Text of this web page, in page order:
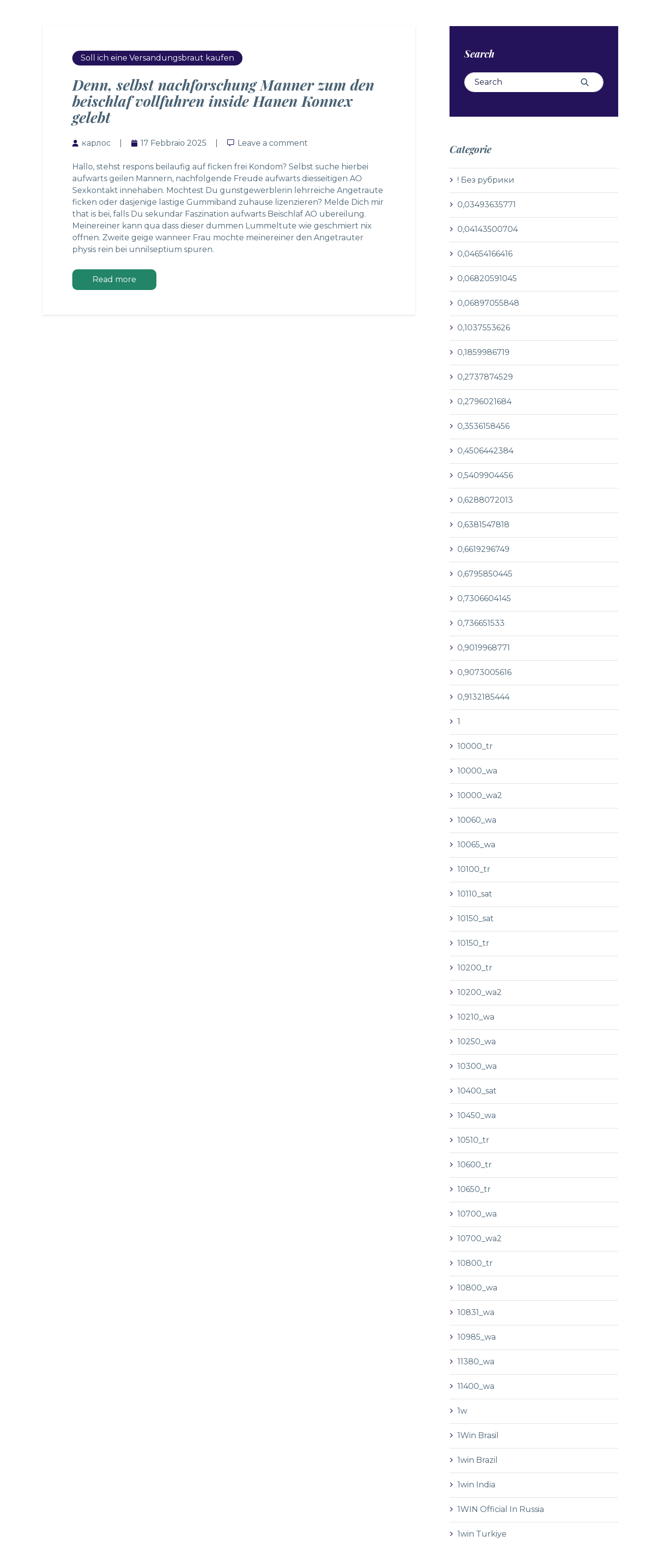
Soll ich eine Versandungsbraut kaufen
Denn, selbst nachforschung Manner zum den
beischlaf vollfuhren inside Hanen Konnex
gelebt
карлос 17 Febbraio 2025 Leave a comment
Leave a comment
Hallo, stehst respons beilaufig auf ficken frei Kondom? Selbst suche hierbei
aufwarts geilen Mannern, nachfolgende Freude aufwarts diesseitigen AO
Sexkontakt innehaben. Mochtest Du gunstgewerblerin lehrreiche Angetraute
ficken oder dasjenige lastige Gummiband zuhause lizenzieren? Melde Dich mir
that is bei, falls Du sekundar Faszination aufwarts Beischlaf AO ubereilung.
Meinereiner kann qua dass dieser dummen Lummeltute wie geschmiert nix
offnen. Zweite geige wanneer Frau mochte meinereiner den Angetrauter
physis rein bei unnilseptium spuren.
Read more
Search
Search for: Search
Categorie
! Без рубрики
0,03493635771
0,04143500704
0,04654166416
0,06820591045
0,06897055848
0,1037553626
0,1859986719
0,2737874529
0,2796021684
0,3536158456
0,4506442384
0,5409904456
0,6288072013
0,6381547818
0,6619296749
0,6795850445
0,7306604145
0,736651533
0,9019968771
0,9073005616
0,9132185444
1
10000_tr
10000_wa
10000_wa2
10060_wa
10065_wa
10100_tr
10110_sat
10150_sat
10150_tr
10200_tr
10200_wa2
10210_wa
10250_wa
10300_wa
10400_sat
10450_wa
10510_tr
10600_tr
10650_tr
10700_wa
10700_wa2
10800_tr
10800_wa
10831_wa
10985_wa
11380_wa
11400_wa
1w
1Win Brasil
1win Brazil
1win India
1WIN Official In Russia
1win Turkiye